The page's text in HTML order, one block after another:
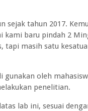
sejak tahun 2017.
kami baru pindah 2
masih satu
gunakan oleh
penelitian.
lab ini, sesuai